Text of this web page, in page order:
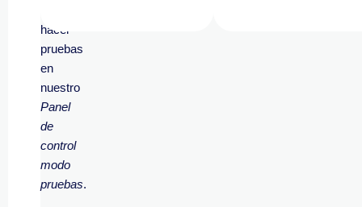
hacer
pruebas
en
nuestro
Panel
de
control
modo
pruebas.